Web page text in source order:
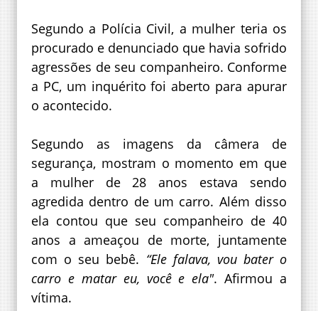
Segundo a Polícia Civil, a mulher teria os
procurado e denunciado que havia sofrido
agressões de seu companheiro. Conforme
a PC, um inquérito foi aberto para apurar
o acontecido.
Segundo as imagens da câmera de
segurança, mostram o momento em que
a mulher de 28 anos estava sendo
agredida dentro de um carro. Além disso
ela contou que seu companheiro de 40
anos a ameaçou de morte, juntamente
com o seu bebê. “Ele falava, vou bater o
carro e matar eu, você e ela". Afirmou a
vítima.